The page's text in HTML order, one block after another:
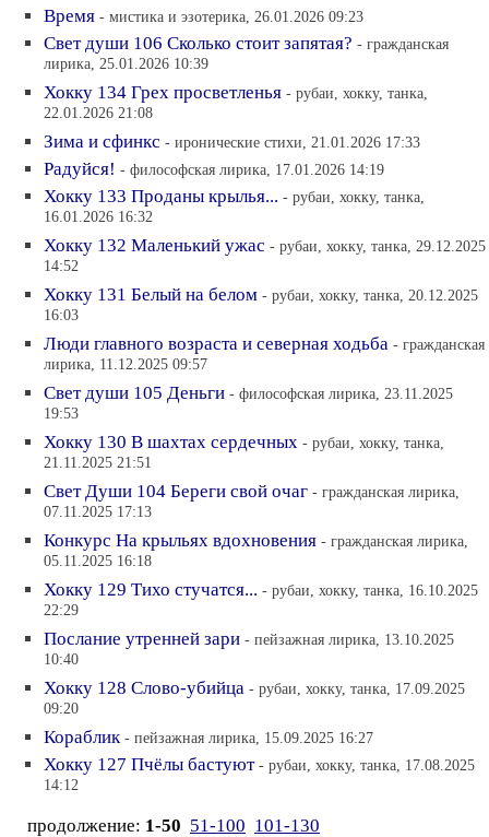
Время - мистика и эзотерика, 26.01.2026 09:23
Свет души 106 Сколько стоит запятая? - гражданская
лирика, 25.01.2026 10:39
Хокку 134 Грех просветленья - рубаи, хокку, танка,
22.01.2026 21:08
Зима и сфинкс - иронические стихи, 21.01.2026 17:33
Радуйся! - философская лирика, 17.01.2026 14:19
Хокку 133 Проданы крылья... - рубаи, хокку, танка,
16.01.2026 16:32
Хокку 132 Маленький ужас - рубаи, хокку, танка, 29.12.2025
14:52
Хокку 131 Белый на белом - рубаи, хокку, танка, 20.12.2025
16:03
Люди главного возраста и северная ходьба - гражданская
лирика, 11.12.2025 09:57
Свет души 105 Деньги - философская лирика, 23.11.2025
19:53
Хокку 130 В шахтах сердечных - рубаи, хокку, танка,
21.11.2025 21:51
Свет Души 104 Береги свой очаг - гражданская лирика,
07.11.2025 17:13
Конкурс На крыльях вдохновения - гражданская лирика,
05.11.2025 16:18
Хокку 129 Тихо стучатся... - рубаи, хокку, танка, 16.10.2025
22:29
Послание утренней зари - пейзажная лирика, 13.10.2025
10:40
Хокку 128 Слово-убийца - рубаи, хокку, танка, 17.09.2025
09:20
Кораблик - пейзажная лирика, 15.09.2025 16:27
Хокку 127 Пчёлы бастуют - рубаи, хокку, танка, 17.08.2025
14:12
продолжение: 1-50 51-100 101-130